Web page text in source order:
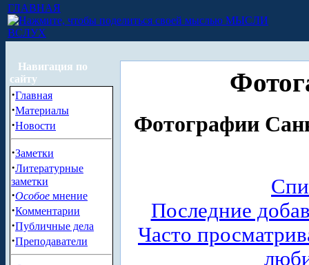
ГЛАВНАЯ
МЫСЛИ
ВСЛУХ
Навигация по
сайту
·Главная
·Материалы
·Новости
·Заметки
·Литературные
заметки
·Особое мнение
·Комментарии
·Публичные дела
·Преподаватели
Фотографии
Последние
Часто